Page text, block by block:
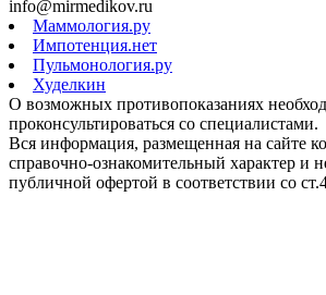
info@mirmedikov.ru
Маммология.ру
Импотенция.нет
Пульмонология.ру
Худелкин
О возможных противопоказаниях
проконсультироваться со специалистами.
Вся информация, размещенная на сайте
справочно-ознакомительный характер и
публичной офертой в соответствии со